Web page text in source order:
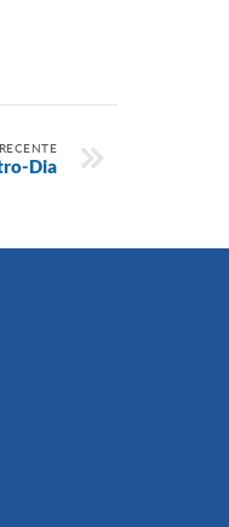
Dia